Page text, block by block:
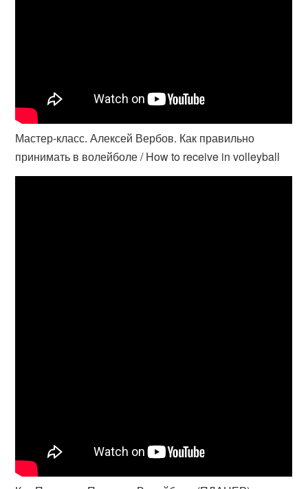
Мастер-класс. Алексей Вербов. Как правильно
принимать в волейболе / How to receive in volleyball